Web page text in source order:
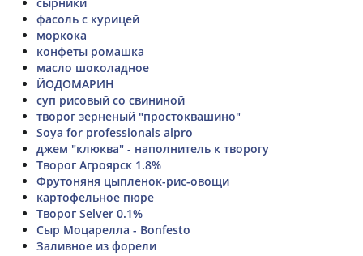
фасоль с курицей
моркока
конфеты ромашка
масло шоколадное
ЙОДОМАРИН
суп рисовый со свининой
творог зерненый "простоквашино"
Soya for professionals alpro
джем "клюква" - наполнитель к творогу
Творог Агроярск 1.8%
Фрутоняня цыпленок-рис-овощи
картофельное пюре
Творог Selver 0.1%
Сыр Моцарелла - Bonfesto
Заливное из форели